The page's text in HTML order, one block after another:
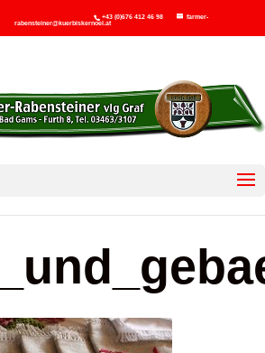
+43 (0)676 412 46 98
farmer-
rabensteiner@kuerbiskernoel.at